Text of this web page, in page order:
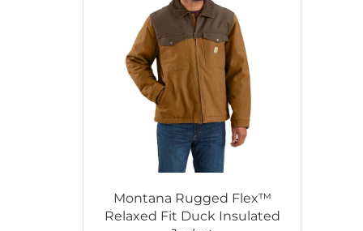
Montana Rugged Flex™
Relaxed Fit Duck Insulated